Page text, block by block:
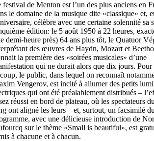
festival de Menton est l’un des plus anciens en
le domaine de la musique dite «classique» et,
célèbre avec une certaine solennité sa
édition: le 5 août 1950 à 22 heures,
demi-heure près) 64 ans plus tôt, le Quatuor
des œuvres de Haydn, Mozart et
la première des «soirées musicales» d’une
qui ne durait alors que dix jours. Pour
le public, dans lequel on reconnaît
Vengerov, est incité à allumer des petits
qui ont été préalablement distribués –
réussi en bord de plateau, où les spectateurs
ont aligné les leurs – et, surtout, un facsimilé
avec une délicieuse introduction de
sur le thème «Small is beautiful», est
à chacune et à chacun.